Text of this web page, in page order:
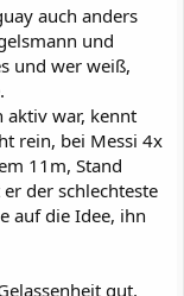
auch anders
und
und wer weiß,
aktiv war, kennt
rein, bei Messi 4x
11m, Stand
der schlechteste
auf die Idee, ihn
gut,